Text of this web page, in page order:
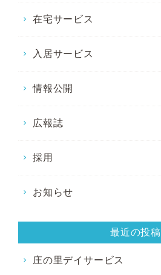
在宅サービス
入居サービス
情報公開
広報誌
採用
お知らせ
最近の投稿
庄の里デイサービス